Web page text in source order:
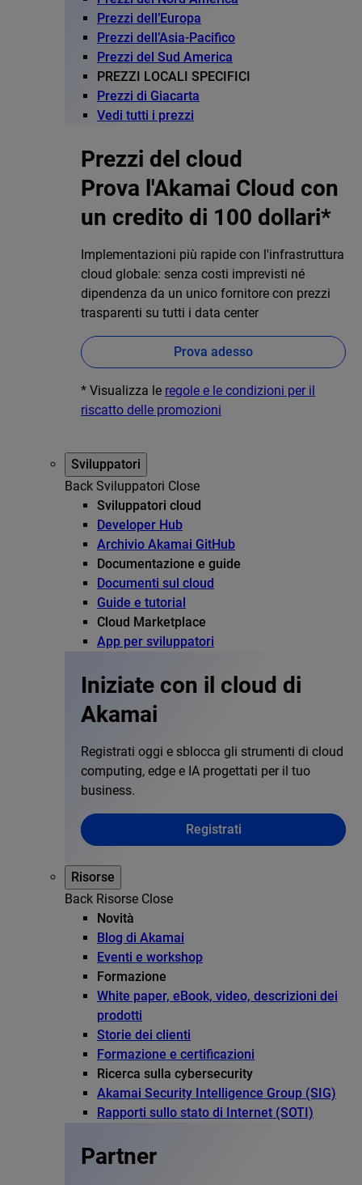
Prezzi dell’Europa
Prezzi dell’Asia-Pacifico
Prezzi del Sud America
PREZZI LOCALI SPECIFICI
Prezzi di Giacarta
Vedi tutti i prezzi
Prezzi del cloud
Prova l'Akamai Cloud con
un credito di 100 dollari*
Implementazioni più rapide con l'infrastruttura
cloud globale: senza costi imprevisti né
dipendenza da un unico fornitore con prezzi
trasparenti su tutti i data center
Prova adesso
* Visualizza le regole e le condizioni per il
riscatto delle promozioni
Sviluppatori
Back Sviluppatori Close
Sviluppatori cloud
Developer Hub
Archivio Akamai GitHub
Documentazione e guide
Documenti sul cloud
Guide e tutorial
Cloud Marketplace
App per sviluppatori
Iniziate con il cloud di
Akamai
Registrati oggi e sblocca gli strumenti di cloud
computing, edge e IA progettati per il tuo
business.
Registrati
Risorse
Back Risorse Close
Novità
Blog di Akamai
Eventi e workshop
Formazione
White paper, eBook, video, descrizioni dei
prodotti
Storie dei clienti
Formazione e certificazioni
Ricerca sulla cybersecurity
Akamai Security Intelligence Group (SIG)
Rapporti sullo stato di Internet (SOTI)
Partner